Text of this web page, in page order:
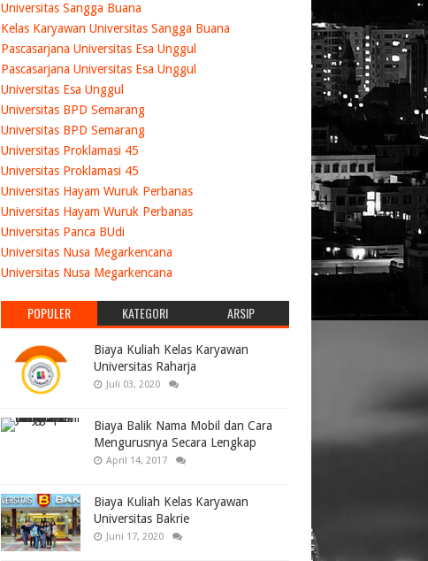
Universitas Sangga Buana
Kelas Karyawan Universitas Sangga Buana
Pascasarjana Universitas Esa Unggul
Pascasarjana Universitas Esa Unggul
Universitas Esa Unggul
Universitas BPD Semarang
Universitas BPD Semarang
Universitas Proklamasi 45
Universitas Proklamasi 45
Universitas Hayam Wuruk Perbanas
Universitas Hayam Wuruk Perbanas
Universitas Panca BUdi
Universitas Nusa Megarkencana
Universitas Nusa Megarkencana
POPULER KATEGORI ARSIP
Biaya Kuliah Kelas Karyawan
Universitas Raharja
Juli 03, 2020
Biaya Balik Nama Mobil dan Cara
Mengurusnya Secara Lengkap
April 14, 2017
Biaya Kuliah Kelas Karyawan
Universitas Bakrie
Juni 17, 2020